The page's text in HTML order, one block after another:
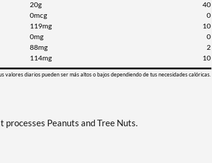
SALE!
Precio de venta: ¥2554
20g
40
0mcg
0
119mg
10
0mg
0
88mg
2
114mg 10
diarios pueden ser más altos o bajos dependiendo de tus necesidades calóricas.
Peanuts and Tree Nuts.